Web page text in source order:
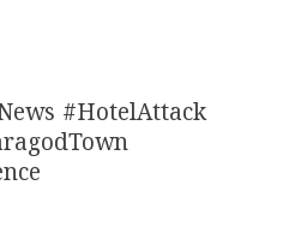
#HotelAttack